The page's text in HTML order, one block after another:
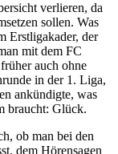
verlieren, da
sollen. Was
Erstligakader, der
mit dem FC
auch ohne
in der 1. Liga,
ankündigte, was
braucht: Glück.
ob man bei den
dem Hörensagen